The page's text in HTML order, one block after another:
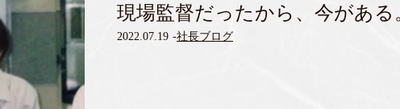
現場監督だったから、今がある
2022.07.19 -社長ブログ